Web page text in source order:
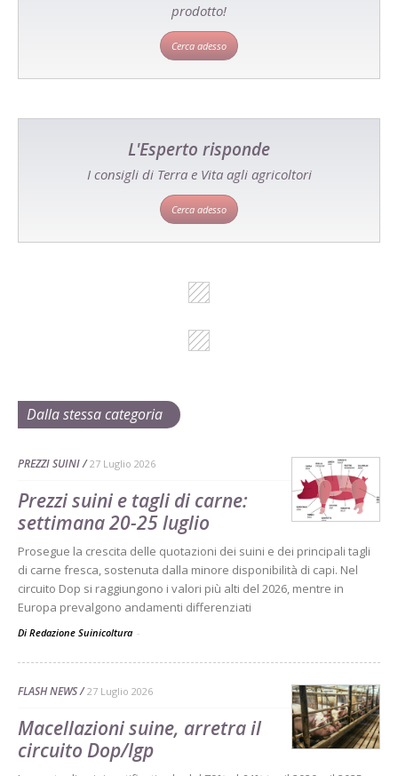
prodotto!
Cerca adesso
L'Esperto risponde
I consigli di Terra e Vita agli agricoltori
Cerca adesso
Dalla stessa categoria
PREZZI SUINI 27 Luglio 2026
Prezzi suini e tagli di carne:
settimana 20-25 luglio
Prosegue la crescita delle quotazioni dei suini e dei principali tagli
di carne fresca, sostenuta dalla minore disponibilità di capi. Nel
circuito Dop si raggiungono i valori più alti del 2026, mentre in
Europa prevalgono andamenti differenziati
Di Redazione Suinicoltura -
FLASH NEWS 27 Luglio 2026
Macellazioni suine, arretra il
circuito Dop/Igp